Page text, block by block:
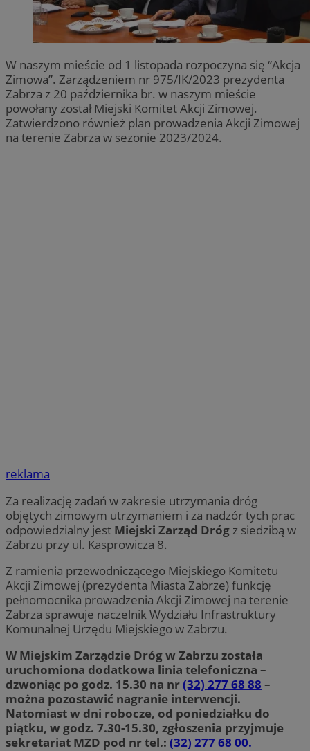
W naszym mieście od 1 listopada rozpoczyna się “Akcja
Zimowa”. Zarządzeniem nr 975/IK/2023 prezydenta
Zabrza z 20 października br. w naszym mieście
powołany został Miejski Komitet Akcji Zimowej.
Zatwierdzono również plan prowadzenia Akcji Zimowej
na terenie Zabrza w sezonie 2023/2024.
reklama
Za realizację zadań w zakresie utrzymania dróg
objętych zimowym utrzymaniem i za nadzór tych prac
odpowiedzialny jest Miejski Zarząd Dróg z siedzibą w
Zabrzu przy ul. Kasprowicza 8.
Z ramienia przewodniczącego Miejskiego Komitetu
Akcji Zimowej (prezydenta Miasta Zabrze) funkcję
pełnomocnika prowadzenia Akcji Zimowej na terenie
Zabrza sprawuje naczelnik Wydziału Infrastruktury
Komunalnej Urzędu Miejskiego w Zabrzu.
W Miejskim Zarządzie Dróg w Zabrzu została
uruchomiona dodatkowa linia telefoniczna –
dzwoniąc po godz. 15.30 na nr(32) 277 68 88 –
można pozostawić nagranie interwencji.
Natomiast w dni robocze, od poniedziałku do
piątku, w godz. 7.30-15.30, zgłoszenia przyjmuje
sekretariat MZD pod nr tel.: (32) 277 68 00.